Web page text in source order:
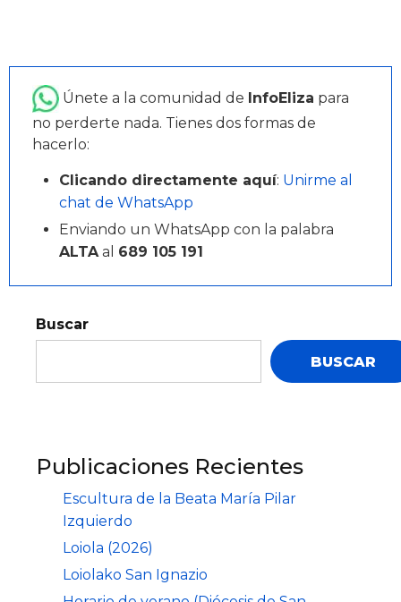
Únete a la comunidad de InfoEliza para
no perderte nada. Tienes dos formas de
hacerlo:
Clicando directamente aquí: Unirme al
chat de WhatsApp
Enviando un WhatsApp con la palabra
ALTAal 689 105 191
Buscar
BUSCAR
Publicaciones Recientes
Escultura de la Beata María Pilar
Izquierdo
Loiola (2026)
Loiolako San Ignazio